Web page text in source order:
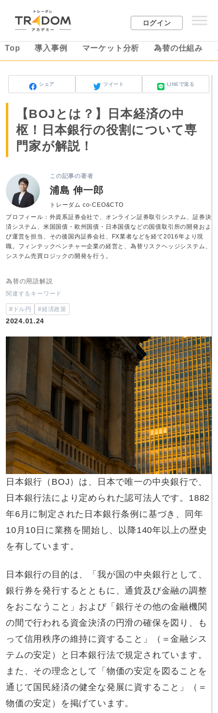
ログイン
Top 導入事例 マーケット分析 為替の仕組み
シェア ツイート LINEで送る
【BOJとは？】日本経済の中
枢！日本銀行の役割について専
門家が解説！
この記事の著者
浦島 伸一郎
トレーダム co-CEO&CTO
プロフィール：外資系証券会社で、オンライン証券取引システム、証券決
済システム、米国国債・欧州国債・日本国債などの国債取引所の開発およ
び運営を担当、その後国内証券会社、FX業者などを経て2016年より現
職。フィンテックベンチャー企業の経営と、為替リスクヘッジシステム、
システム売買ロジックの開発を行う。
為替の用語解説
関連するキーワード
#ドル円 #経済政策
2024.01.24
日本銀行（BOJ）は、日本で唯一の中央銀行で、
日本銀行法により定められた認可法人です。1882
年6月に制定された日本銀行条例に基づき、同年
10月10日に業務を開始し、以降140年以上の歴史
を有しています。
日本銀行の目的は、「我が国の中央銀行として、
銀行券を発行するとともに、通貨及び金融の調整
をおこなうこと」および「銀行その他の金融機関
の間で行われる資金決済の円滑の確保を図り、も
って信用秩序の維持に資すること」（＝金融シス
テムの安定）と日本銀行法で規定されています。
また、その理念として「物価の安定を図ることを
通じて国民経済の健全な発展に資すること」（＝
物価の安定）を掲げています。